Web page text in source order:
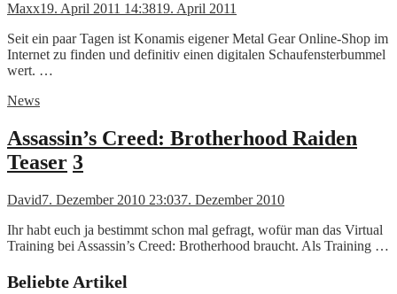
Maxx19. April 2011 14:3819. April 2011
Seit ein paar Tagen ist Konamis eigener Metal Gear Online-Shop im
Internet zu finden und definitiv einen digitalen Schaufensterbummel
wert. …
News
Assassin’s Creed: Brotherhood Raiden
Teaser 3
David7. Dezember 2010 23:037. Dezember 2010
Ihr habt euch ja bestimmt schon mal gefragt, wofür man das Virtual
Training bei Assassin’s Creed: Brotherhood braucht. Als Training …
Beliebte Artikel